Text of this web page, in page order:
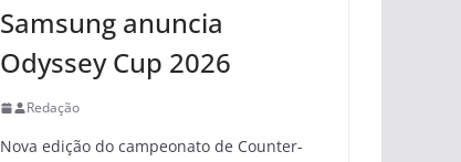
Samsung anuncia
Odyssey Cup 2026
Redação
Nova edição do campeonato de Counter-